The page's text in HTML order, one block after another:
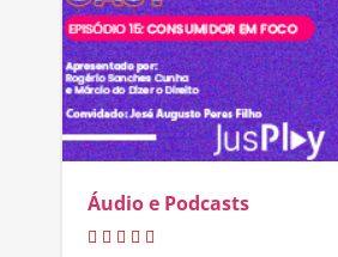
Áudio e Podcasts